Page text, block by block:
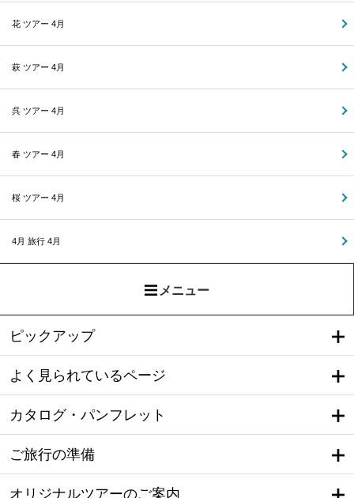
花 ツアー 4月
萩 ツアー 4月
呉 ツアー 4月
春 ツアー 4月
桜 ツアー 4月
4月 旅行 4月
メニュー
ピックアップ
よく見られているページ
カタログ・パンフレット
ご旅行の準備
オリジナルツアーのご案内